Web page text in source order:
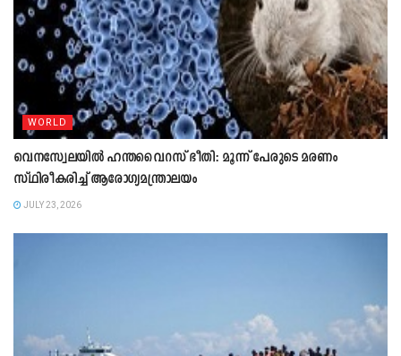
WORLD
വെനസ്വേലയിൽ ഹന്തവൈറസ് ഭീതി: മൂന്ന് പേരുടെ മരണം
സ്ഥിരീകരിച്ച് ആരോഗ്യമന്ത്രാലയം
JULY 23, 2026